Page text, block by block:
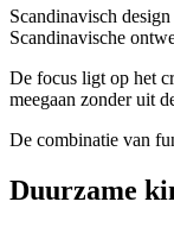
Scandinavisch
Scandinavische
De focus ligt op het
meegaan zonder uit
De combinatie van
Duurzame